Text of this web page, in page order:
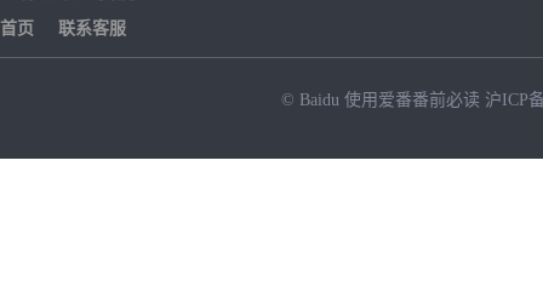
首页 联系客服
© Baidu 使用爱番番前必读 沪ICP